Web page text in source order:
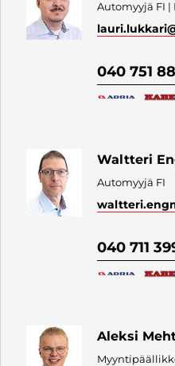
Automyyjä FI |
lauri.lukkari
040 751
Waltteri
Automyyjä FI
040 711
Aleksi